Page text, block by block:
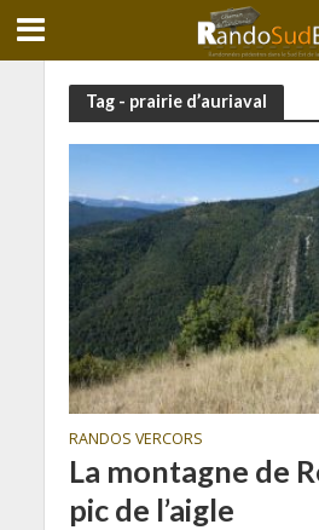
Tag - prairie d’auriaval
RANDOS VERCORS
La montagne de
pic de l’aigle